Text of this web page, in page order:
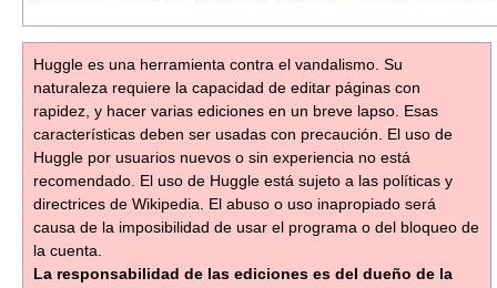
Huggle es una herramienta contra el vandalismo. Su
naturaleza requiere la capacidad de editar páginas con
rapidez, y hacer varias ediciones en un breve lapso. Esas
características deben ser usadas con precaución. El uso de
Huggle por usuarios nuevos o sin experiencia no está
recomendado. El uso de Huggle está sujeto a las políticas y
directrices de Wikipedia. El abuso o uso inapropiado será
causa de la imposibilidad de usar el programa o del bloqueo de
la cuenta.
La responsabilidad de las ediciones es del dueño de la